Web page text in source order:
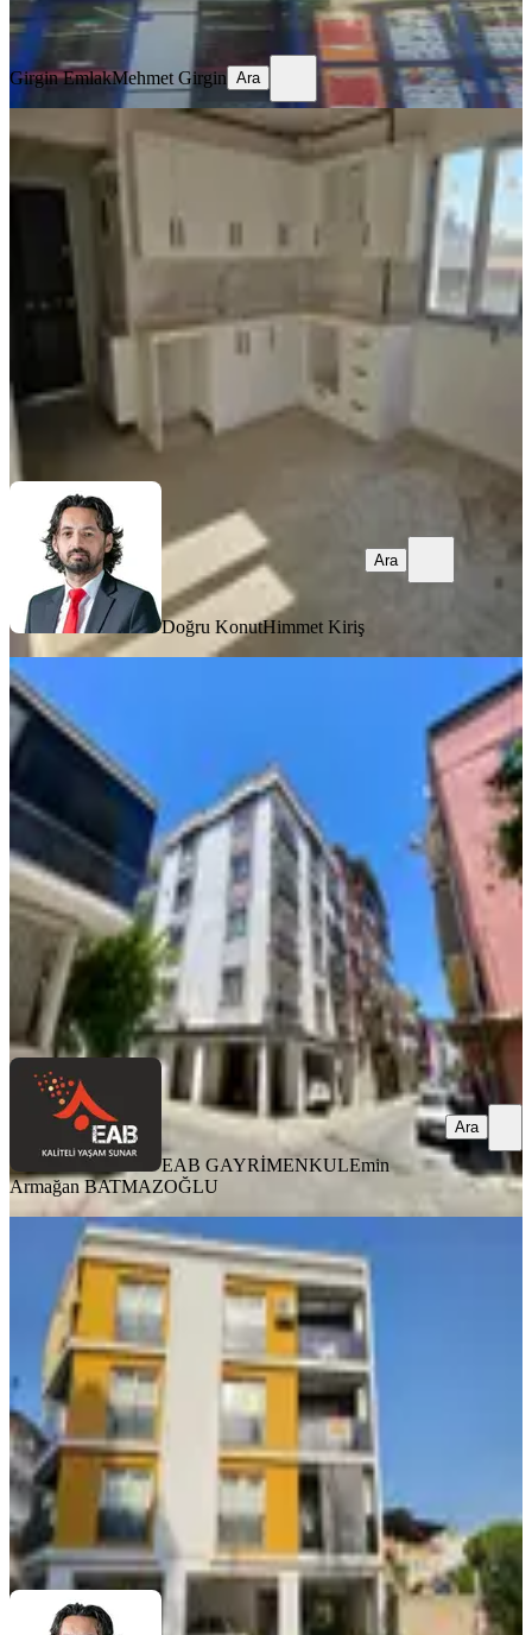
Ara
Girgin EmlakMehmet Girgin Ara
İstiklal Mahallesinde Kiralık 2+1
Amerikan Mutfaklı Sıfır Daire
Efeler, İstiklal Mahallesi
2+1·70 m²·2. Kat·04.08.2026
Doğru Konut Himmet Kiriş
Ara
Doğru KonutHimmet Kiriş
Ara
YENİ
Mahallesi’nde Kiralık Eşyalı 1+1
Efeler, Orta Mahallesi
1+1·50 m² · 1. Kat·03.08.2026
15.000 ₺
EAB GAYRİMENKUL Emin Armağan BATMAZOĞLU
Ara
EAB GAYRİMENKULEmin
Armağan BATMAZOĞLU
Ara
Aydın Efeler İstiklal Mah Göz
Hastanesi Arkası Kiralık 2+1 Daire
Efeler, İstiklal Mahallesi
2+1
100 m²·2. Kat·03.08.2026
26.000 ₺
Doğru KonutHimmet Kiriş
Ara